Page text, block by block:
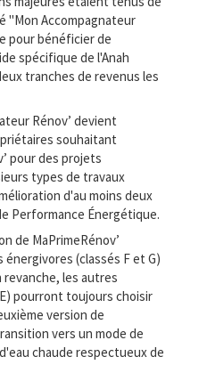
"Mon Accompagnateur
pour bénéficier de
spécifique de l'Anah
tranches de revenus les
Rénov’ devient
souhaitant
pour des projets
types de travaux
d'au moins deux
Performance Énergétique.
de MaPrimeRénov’
(classés F et G)
revanche, les autres
pourront toujours choisir
version de
vers un mode de
chaude respectueux de